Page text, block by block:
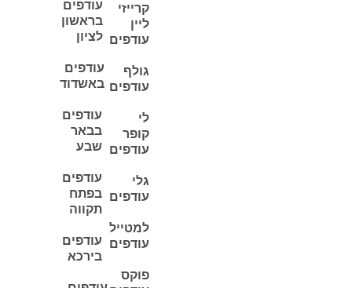
קרייזי
ליין
עודפים
גולף
עודפים
לי
קופר
עודפים
גלי
עודפים
למטייל
עודפים
פוקס
עודפים
בראשון
לציון
עודפים
באשדוד
עודפים
בבאר
שבע
עודפים
בפתח
תקווה
עודפים
בירכא